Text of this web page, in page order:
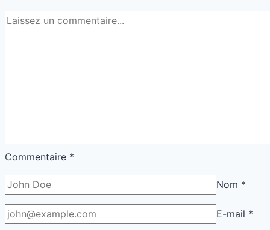
Commentaire *
Nom *
E-mail *